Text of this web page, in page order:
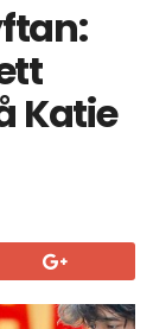
Katie